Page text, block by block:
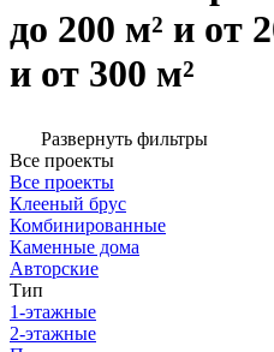
до 200 м² и от
и от 300 м²
Развернуть фильтры
Все проекты
Все проекты
Клееный брус
Комбинированные
Каменные дома
Авторские
Тип
1-этажные
2-этажные